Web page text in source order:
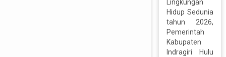
Lingkungan
Hidup Sedunia
tahun 2026,
Pemerintah
Kabupaten
Indragiri Hulu